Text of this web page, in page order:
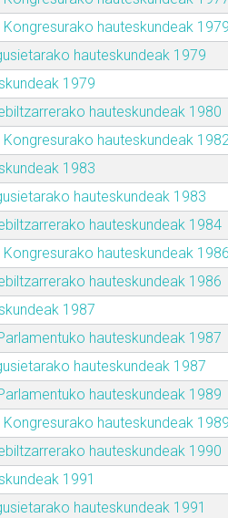
Kongresurako hauteskundeak 1979
hauteskundeak 1979
1979
hauteskundeak 1980
Kongresurako hauteskundeak 1982
1983
hauteskundeak 1983
hauteskundeak 1984
Kongresurako hauteskundeak 1986
hauteskundeak 1986
1987
hauteskundeak 1987
hauteskundeak 1987
hauteskundeak 1989
Kongresurako hauteskundeak 1989
hauteskundeak 1990
1991
hauteskundeak 1991